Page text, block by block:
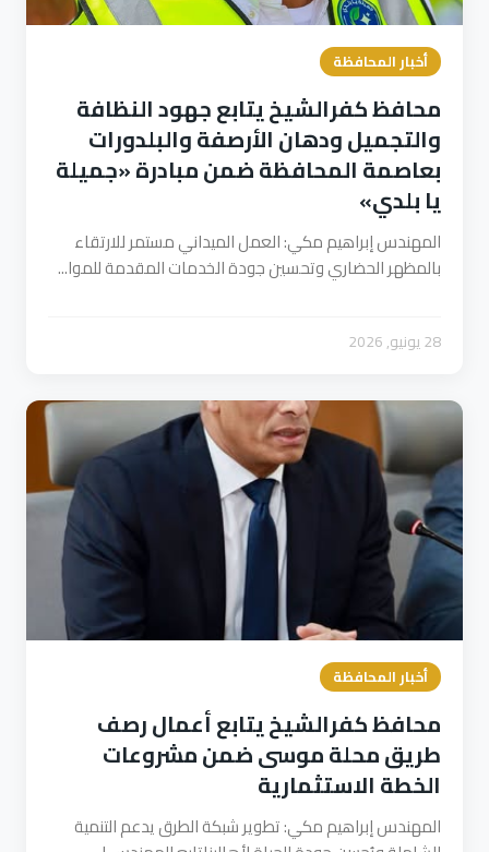
أخبار المحافظة
محافظ كفرالشيخ يتابع جهود النظافة
والتجميل ودهان الأرصفة والبلدورات
بعاصمة المحافظة ضمن مبادرة «جميلة
يا بلدي»
المهندس إبراهيم مكي: العمل الميداني مستمر للارتقاء
بالمظهر الحضاري وتحسين جودة الخدمات المقدمة للموا...
28 يونيو, 2026
أخبار المحافظة
محافظ كفرالشيخ يتابع أعمال رصف
طريق محلة موسى ضمن مشروعات
الخطة الاستثمارية
المهندس إبراهيم مكي: تطوير شبكة الطرق يدعم التنمية